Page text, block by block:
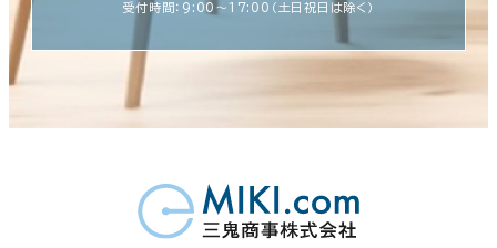
受付時間：9:00〜17:00（土日祝日は除く）